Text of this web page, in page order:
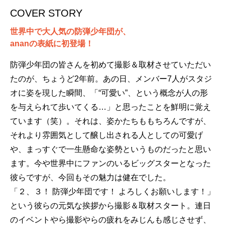
COVER STORY
世界中で大人気の防弾少年団が、
ananの表紙に初登場！
防弾少年団の皆さんを初めて撮影＆取材させていただい
たのが、ちょうど2年前。あの日、メンバー7人がスタジ
オに姿を現した瞬間、「“可愛い”、という概念が人の形
を与えられて歩いてくる…」と思ったことを鮮明に覚え
ています（笑）。それは、姿かたちももちろんですが、
それより雰囲気として醸し出される人としての可愛げ
や、まっすぐで一生懸命な姿勢というものだったと思い
ます。今や世界中にファンのいるビッグスターとなった
彼らですが、今回もその魅力は健在でした。
「２、３！ 防弾少年団です！ よろしくお願いします！」
という彼らの元気な挨拶から撮影＆取材スタート。連日
のイベントやら撮影やらの疲れをみじんも感じさせず、